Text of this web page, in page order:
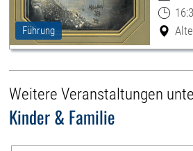
Führung
Weitere Veranstaltungen
Kinder & Familie